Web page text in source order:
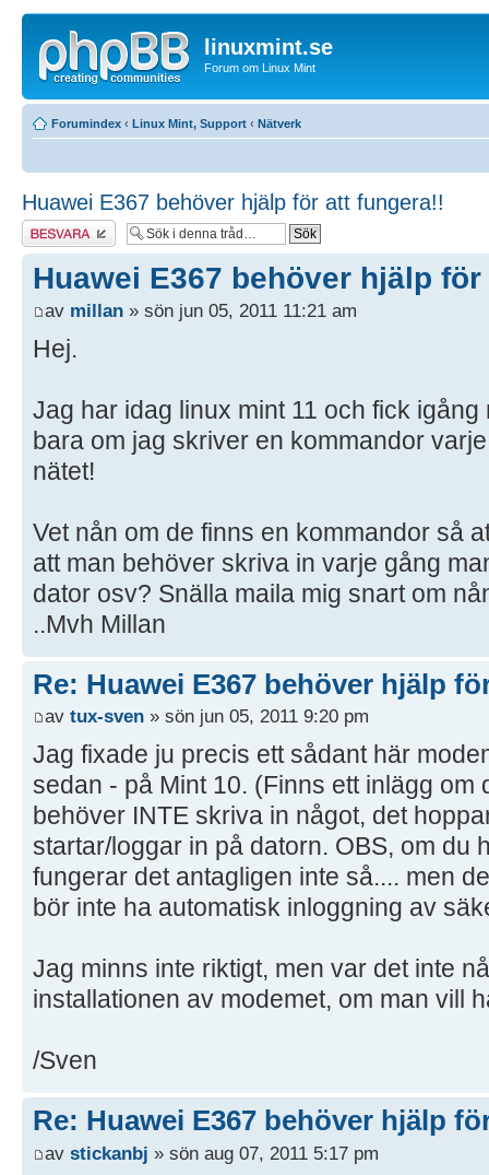
linuxmint.se
Forum om Linux Mint
Forumindex ‹ Linux Mint, Support ‹ Nätverk
Huawei E367 behöver hjälp för att fungera!!
Besvara
Huawei E367 behöver hjälp
av millan » sön jun 05, 2011 11:21 am
Hej.
Jag har idag linux mint 11 och fick
bara om jag skriver en kommandor
nätet!
Vet nån om de finns en kommandor så
att man behöver skriva in varje gång
dator osv? Snälla maila mig snart om
..Mvh Millan
Re: Huawei E367 behöver hjälp
av tux-sven » sön jun 05, 2011 9:20 pm
Jag fixade ju precis ett sådant här
sedan - på Mint 10. (Finns ett inlägg om
behöver INTE skriva in något, det
startar/loggar in på datorn. OBS, om du
fungerar det antagligen inte så.... men
bör inte ha automatisk inloggning av
Jag minns inte riktigt, men var det inte
installationen av modemet, om man vill
/Sven
Re: Huawei E367 behöver hjälp
av stickanbj » sön aug 07, 2011 5:17 pm